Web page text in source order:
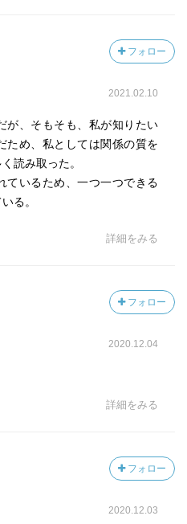
。
に合わせて、
支援 → 権限委譲
）のきっかけ
あとは思う。
かを把握させること
切
フォロー
2021.02.10
が、そもそも、私が知りたい
ため、私としては関係の質を
読み取った。
ているため、一つ一つできる
る。
詳細をみる
フォロー
2020.12.04
詳細をみる
フォロー
2020.12.03